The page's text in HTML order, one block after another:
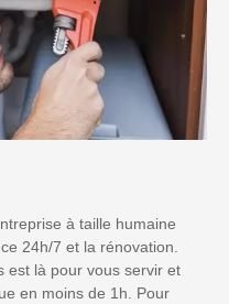
à taille humaine
24h/7 et la rénovation.
est là pour vous servir et
en moins de 1h. Pour